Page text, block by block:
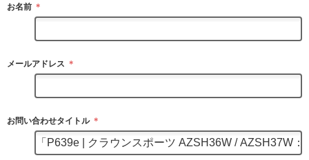
お名前 ＊
メールアドレス ＊
お問い合わせタイトル ＊